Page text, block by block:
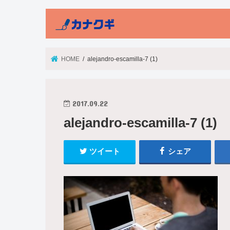
HOME alejandro-escamilla-7 (1)
2017.09.22
alejandro-escamilla-7 (1)
ツイート シェア